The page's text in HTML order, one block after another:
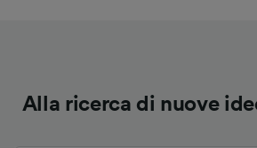
Alla ricerca di nuove